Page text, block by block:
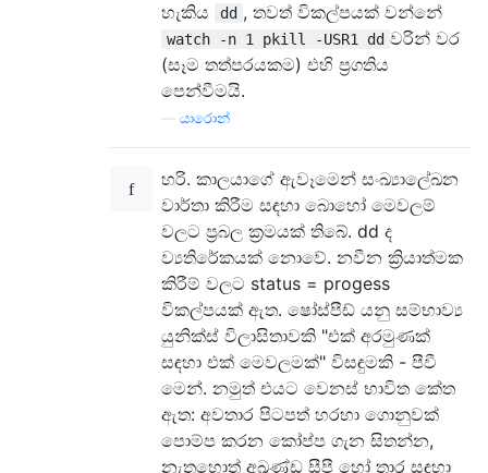
හැකිය
dd , තවත් විකල්පයක් වන්නේ
watch -n 1 pkill -USR1 dd වරින් වර
(සෑම තත්පරයකම) එහි ප්‍රගතිය
පෙන්වීමයි.
යාරොන්
හරි. කාලයාගේ ඇවෑමෙන් සංඛ්‍යාලේඛන
වාර්තා කිරීම සඳහා බොහෝ මෙවලම්
වලට ප්‍රබල ක්‍රමයක් තිබේ. dd ද
ව්‍යතිරේකයක් නොවේ. නවීන ක්‍රියාත්මක
කිරීම් වලට status = progess
විකල්පයක් ඇත. ෂෝස්පීඩ් යනු සම්භාව්‍ය
යුනික්ස් විලාසිතාවකි "එක් අරමුණක්
සඳහා එක් මෙවලමක්" විසඳුමකි - පීවී
මෙන්. නමුත් එයට වෙනස් භාවිත කේත
ඇත: අවතාර පිටපත් හරහා ගොනුවක්
පොම්ප කරන කෝප්ප ගැන සිතන්න,
නැතහොත් අඛණ්ඩ සීපී හෝ තාර සඳහා